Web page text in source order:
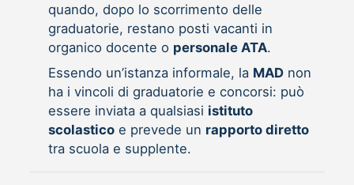
quando, dopo lo scorrimento delle
graduatorie, restano posti vacanti in
organico docente o personale ATA.
Essendo un’istanza informale, la MADnon
ha i vincoli di graduatorie e concorsi: può
essere inviata a qualsiasi istituto
scolasticoe prevede un rapporto diretto
tra scuola e supplente.